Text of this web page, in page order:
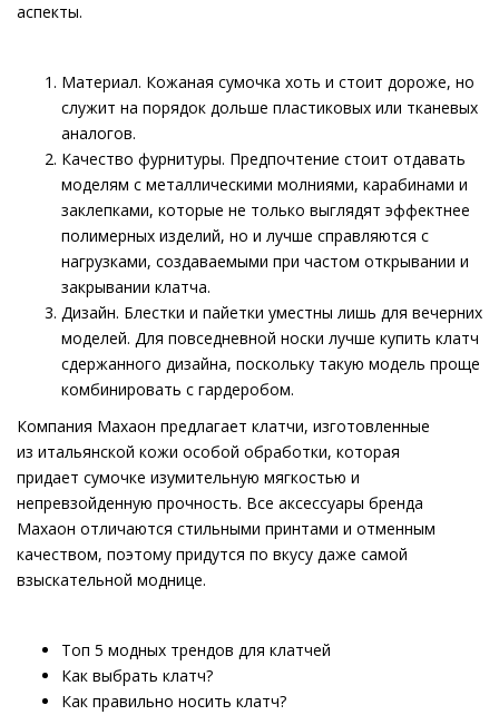
аспекты.
Материал. Кожаная сумочка хоть и стоит дороже, но
служит на порядок дольше пластиковых или тканевых
аналогов.
Качество фурнитуры. Предпочтение стоит отдавать
моделям с металлическими молниями, карабинами и
заклепками, которые не только выглядят эффектнее
полимерных изделий, но и лучше справляются с
нагрузками, создаваемыми при частом открывании и
закрывании клатча.
Дизайн. Блестки и пайетки уместны лишь для вечерних
моделей. Для повседневной носки лучше купить клатч
сдержанного дизайна, поскольку такую модель проще
комбинировать с гардеробом.
Компания Махаон предлагает клатчи, изготовленные
из итальянской кожи особой обработки, которая
придает сумочке изумительную мягкостью и
непревзойденную прочность. Все аксессуары бренда
Махаон отличаются стильными принтами и отменным
качеством, поэтому придутся по вкусу даже самой
взыскательной моднице.
Топ 5 модных трендов для клатчей
Как выбрать клатч?
Как правильно носить клатч?